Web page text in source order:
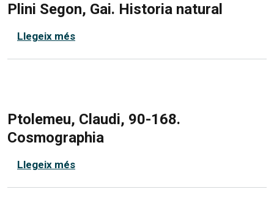
Plini Segon, Gai. Historia natural
Llegeix méssobre Plini Segon, Gai. Historia natural
Ptolemeu, Claudi, 90-168.
Cosmographia
Llegeix méssobre Ptolemeu, Claudi, 90-168.